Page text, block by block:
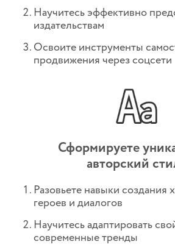
Научитесь эффективно
издательствам
Освоите инструменты
продвижения через соцсети
Сформируете
авторский
Разовьете навыки создания
героев и диалогов
Научитесь адаптировать
современные тренды